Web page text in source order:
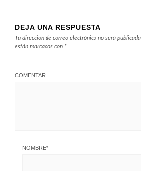
DEJA UNA RESPUESTA
Tu dirección de correo electrónico no será publicada.
están marcados con *
COMENTAR
NOMBRE*